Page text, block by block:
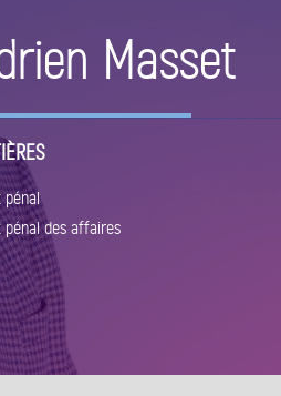
Masset
pénal
pénal des affaires